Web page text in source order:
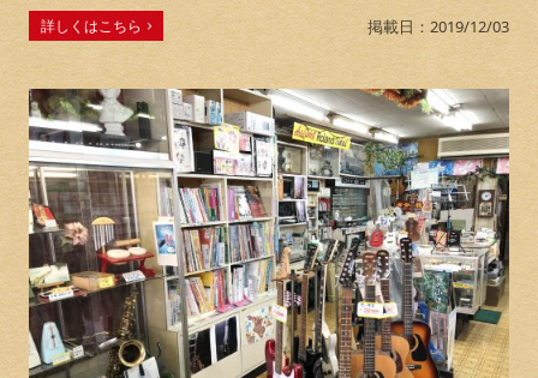
詳しくはこちら 掲載日：2019/12/03